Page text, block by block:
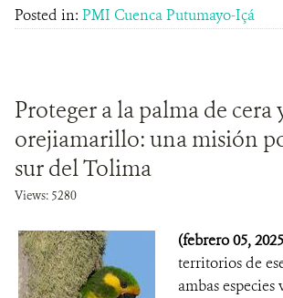
Posted in: PMI Cuenca Putumayo-Içá
Proteger a la palma de cera
orejiamarillo: una misión
sur del Tolima
Views: 5280
(febrero 05,
territorios de
ambas